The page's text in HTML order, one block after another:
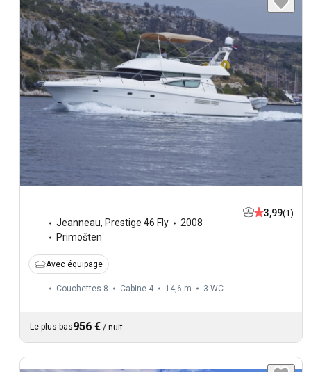
Jeanneau, Prestige 46 Fly
2008
Primošten
3,99(1)
Avec équipage
Couchettes 8 Cabine 4 14,6 m 3 WC
Le plus bas956 € / nuit